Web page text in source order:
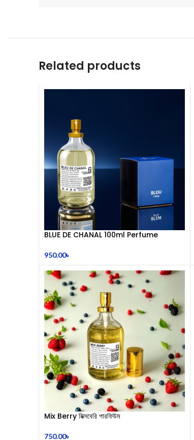
Related products
BLUE DE CHANAL 100ml Perfume
950.00৳
Mix Berry মিক্সবেরি পারফিউম
750.00৳